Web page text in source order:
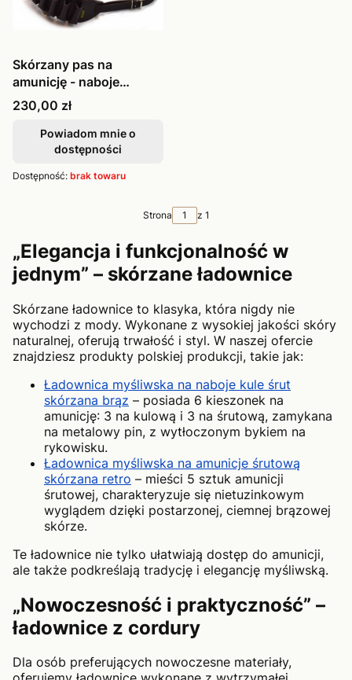
Skórzany pas na
amunicję - naboje
śrutowe PAS012-2 brąz
Cena
230,00 zł
Powiadom mnie o
dostępności
Dostępność: brak towaru
Strona z 1
„Elegancja i funkcjonalność w
jednym” – skórzane ładownice
Skórzane ładownice to klasyka, która nigdy nie
wychodzi z mody. Wykonane z wysokiej jakości skóry
naturalnej, oferują trwałość i styl. W naszej ofercie
znajdziesz produkty polskiej produkcji, takie jak:
Ładownica myśliwska na naboje kule śrut
skórzana brąz – posiada 6 kieszonek na
amunicję: 3 na kulową i 3 na śrutową, zamykana
na metalowy pin, z wytłoczonym bykiem na
rykowisku.
Ładownica myśliwska na amunicje śrutową
skórzana retro – mieści 5 sztuk amunicji
śrutowej, charakteryzuje się nietuzinkowym
wyglądem dzięki postarzonej, ciemnej brązowej
skórze.
Te ładownice nie tylko ułatwiają dostęp do amunicji,
ale także podkreślają tradycję i elegancję myśliwską.
„Nowoczesność i praktyczność” –
ładownice z cordury
Dla osób preferujących nowoczesne materiały,